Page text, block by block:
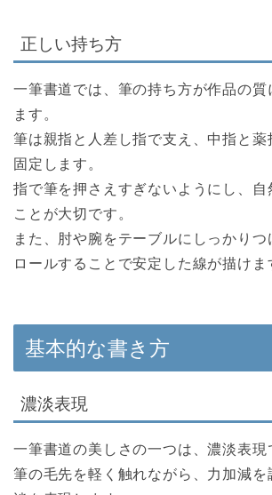
正しい持ち方
一筆書道では、筆の持ち方が作品の質
ます。
筆は親指と人差し指で支え、中指と薬
固定します。
指で筆を押さえすぎないようにし、自
ことが大切です。
また、肘や腕をテーブルにしっかりつ
ロールすることで安定した線が描けま
基本的な書き方
濃淡表現
一筆書道の美しさの一つは、濃淡表現
筆の毛先を軽く触れながら、力加減を